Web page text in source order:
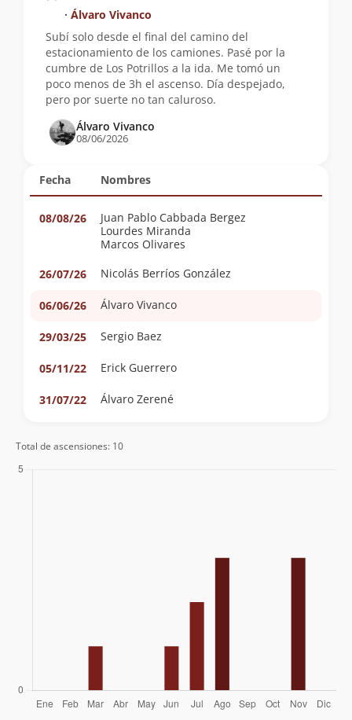
Fecha Nombres
08/08/26
Juan Pablo Cabbada Bergez
Lourdes Miranda
Marcos Olivares
26/07/26
Nicolás Berríos González
06/06/26 Álvaro Vivanco
29/03/25 Sergio Baez
05/11/22 Erick Guerrero
31/07/22 Álvaro Zerené
∙ Álvaro Vivanco
Subí solo desde el final del camino del
estacionamiento de los camiones. Pasé por la
cumbre de Los Potrillos a la ida. Me tomó un
poco menos de 3h el ascenso. Día despejado,
pero por suerte no tan caluroso.
Álvaro Vivanco
08/06/2026
Total de ascensiones: 10